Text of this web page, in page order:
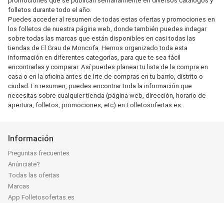
folletos durante todo el año.
Puedes acceder al resumen de todas estas ofertas y promociones en
los folletos de nuestra página web, donde también puedes indagar
sobre todas las marcas que están disponibles en casi todas las
tiendas de El Grau de Moncofa. Hemos organizado toda esta
información en diferentes categorías, para que te sea fácil
encontrarlas y comparar. Así puedes planear tu lista de la compra en
casa o en la oficina antes de irte de compras en tu barrio, distrito o
ciudad. En resumen, puedes encontrar toda la información que
necesitas sobre cualquier tienda (página web, dirección, horario de
apertura, folletos, promociones, etc) en Folletosofertas.es.
Información
Preguntas frecuentes
Anúnciate?
Todas las ofertas
Marcas
App Folletosofertas.es